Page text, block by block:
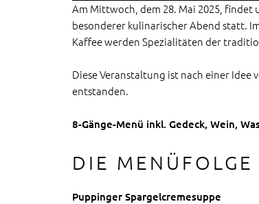
Am Mittwoch, dem 28. Mai 2025, findet
besonderer kulinarischer Abend statt.
Kaffee werden Spezialitäten der
Diese Veranstaltung ist nach einer
entstanden.
8-Gänge-Menü inkl. Gedeck, Wein,
DIE MENÜFOLGE
Puppinger Spargelcremesuppe